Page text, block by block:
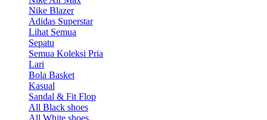
Nike Blazer
Adidas Superstar
Lihat Semua
Sepatu
Semua Koleksi Pria
Lari
Bola Basket
Kasual
Sandal & Fit Flop
All Black shoes